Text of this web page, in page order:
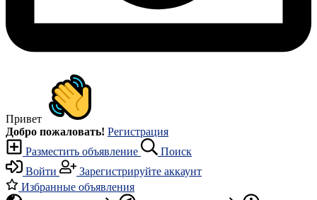
Привет
Добро пожаловать! Регистрация
Разместить объявление
Поиск
Войти
Зарегистрируйте аккаунт
Избранные объявления